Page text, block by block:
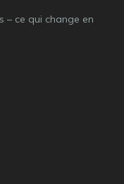
– ce qui change en